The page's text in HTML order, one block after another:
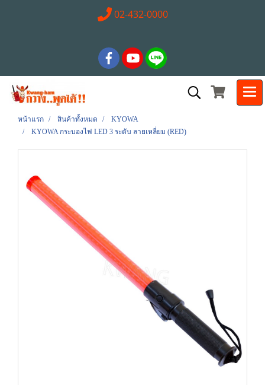
02-432-0000
หน้าแรก สินค้าทั้งหมด
KYOWA
KYOWA กระบองไฟ LED 3 ระดับ ลายเหลี่ยม (RED)